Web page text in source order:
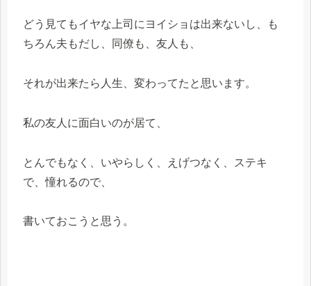
どう見てもイヤな上司にヨイショは出来ないし、も
ちろん夫もだし、同僚も、友人も、
それが出来たら人生、変わってたと思います。
私の友人に面白いのが居て、
とんでもなく、いやらしく、えげつなく、ステキ
で、憧れるので、
書いておこうと思う。